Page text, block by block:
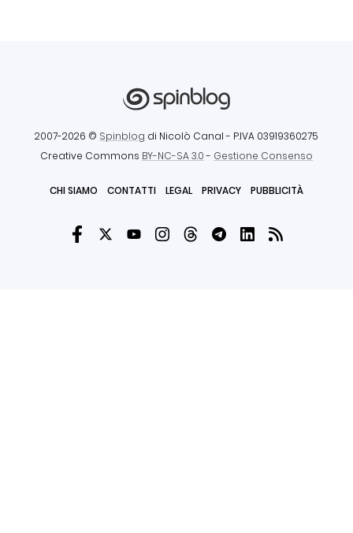
2007-2026 © Spinblog di Nicolò Canal - P.IVA 03919360275
Creative Commons BY-NC-SA 3.0- Gestione Consenso
CHI SIAMO CONTATTI LEGAL PRIVACY PUBBLICITÀ